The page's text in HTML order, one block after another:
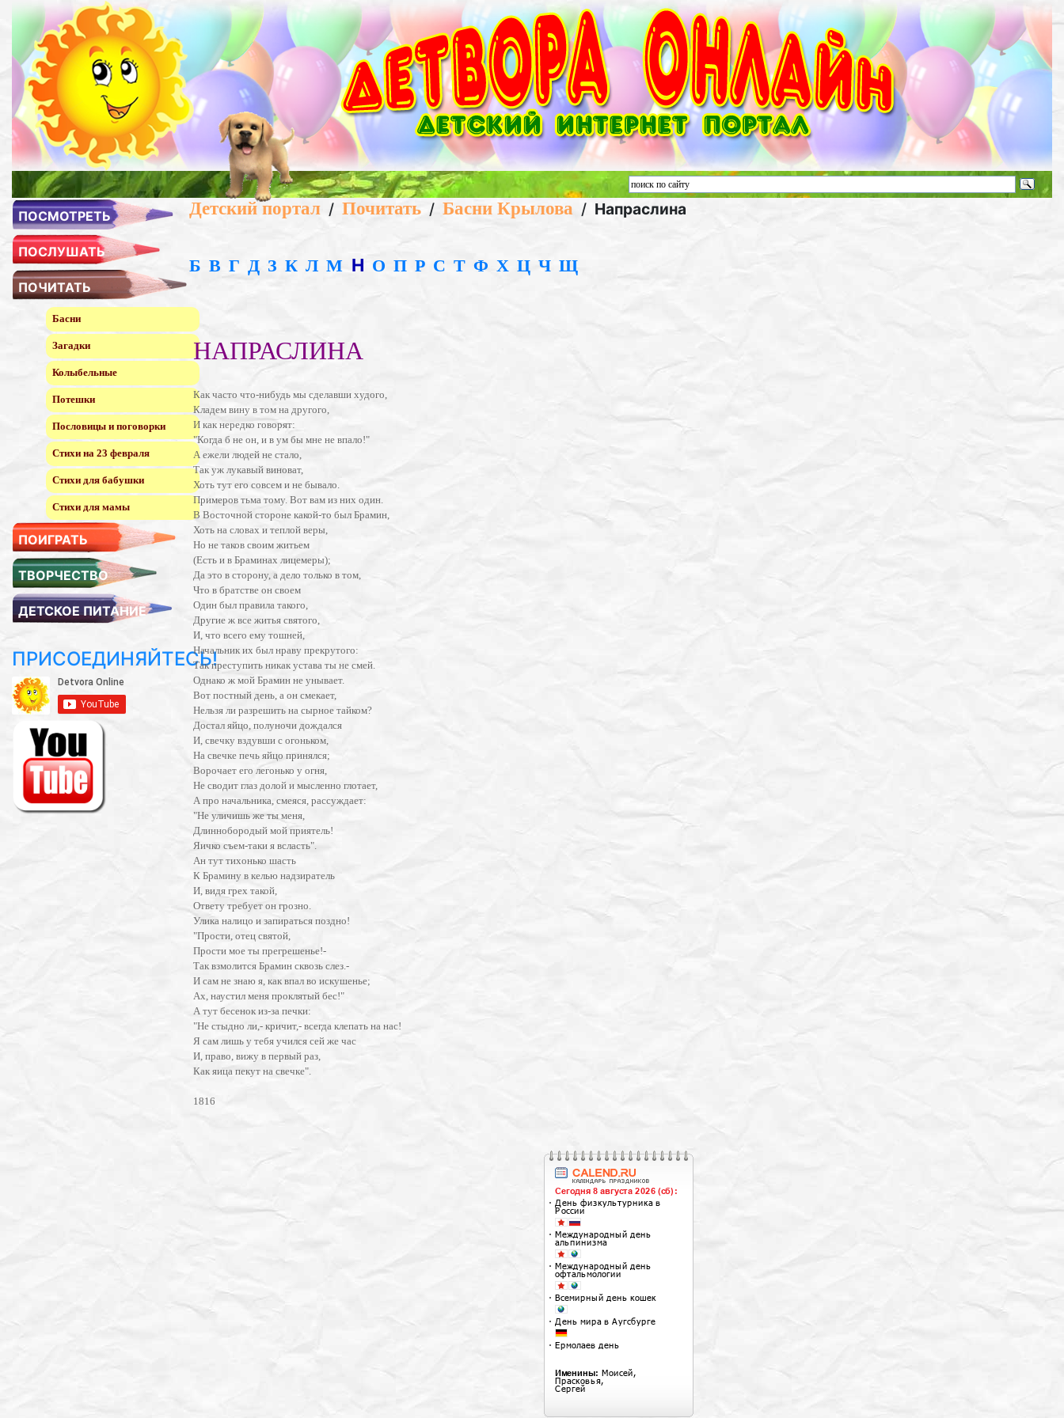
ПОСМОТРЕТЬ
ПОСЛУШАТЬ
ПОЧИТАТЬ
Басни
Загадки
Колыбельные
Потешки
Пословицы и поговорки
Стихи на 23 февраля
Стихи для бабушки
Стихи для мамы
ПОИГРАТЬ
ТВОРЧЕСТВО
ДЕТСКОЕ ПИТАНИЕ
ПРИСОЕДИНЯЙТЕСЬ!
Детский портал / Почитать / Басни Крылова / Напраслина
Б В Г Д З К Л М Н О П Р С Т Ф Х Ц Ч Щ
НАПРАСЛИНА
Как часто что-нибудь мы сделавши худого,
Кладем вину в том на другого,
И как нередко говорят:
"Когда б не он, и в ум бы мне не впало!"
А ежели людей не стало,
Так уж лукавый виноват,
Хоть тут его совсем и не бывало.
Примеров тьма тому. Вот вам из них один.
В Восточной стороне какой-то был Брамин,
Хоть на словах и теплой веры,
Но не таков своим житьем
(Есть и в Браминах лицемеры);
Да это в сторону, а дело только в том,
Что в братстве он своем
Один был правила такого,
Другие ж все житья святого,
И, что всего ему тошней,
Начальник их был нраву прекрутого:
Так преступить никак устава ты не смей.
Однако ж мой Брамин не унывает.
Вот постный день, а он смекает,
Нельзя ли разрешить на сырное тайком?
Достал яйцо, полуночи дождался
И, свечку вздувши с огоньком,
На свечке печь яйцо принялся;
Ворочает его легонько у огня,
Не сводит глаз долой и мысленно глотает,
А про начальника, смеяся, рассуждает:
"Не уличишь же ты меня,
Длиннобородый мой приятель!
Яичко съем-таки я всласть".
Ан тут тихонько шасть
К Брамину в келью надзиратель
И, видя грех такой,
Ответу требует он грозно.
Улика налицо и запираться поздно!
"Прости, отец святой,
Прости мое ты прегрешенье!-
Так взмолится Брамин сквозь слез.-
И сам не знаю я, как впал во искушенье;
Ах, наустил меня проклятый бес!"
А тут бесенок из-за печки:
"Не стыдно ли,- кричит,- всегда клепать на нас!
Я сам лишь у тебя учился сей же час
И, право, вижу в первый раз,
Как яица пекут на свечке".
1816